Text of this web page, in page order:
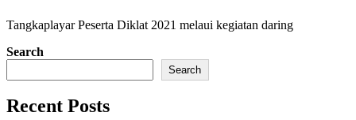
Tangkaplayar Peserta Diklat 2021 melaui kegiatan daring
Search
Search
Recent Posts